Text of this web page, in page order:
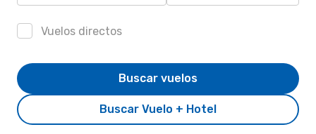
Vuelos directos
Buscar Vuelo + Hotel
Buscar vuelos